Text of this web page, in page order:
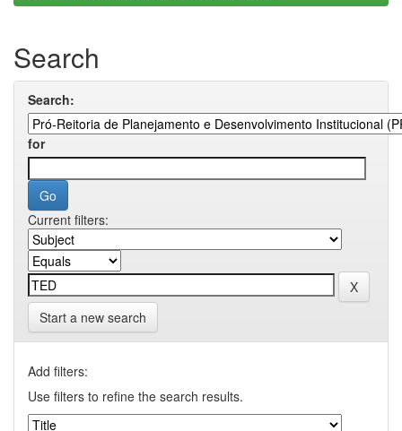
Search
Search:
for
Current filters:
Start a new search
Add filters:
Use filters to refine the search results.